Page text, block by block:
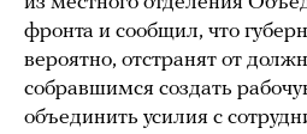
фронта и сообщил, что
вероятно, отстранят от
собравшимся создать
объединить усилия с